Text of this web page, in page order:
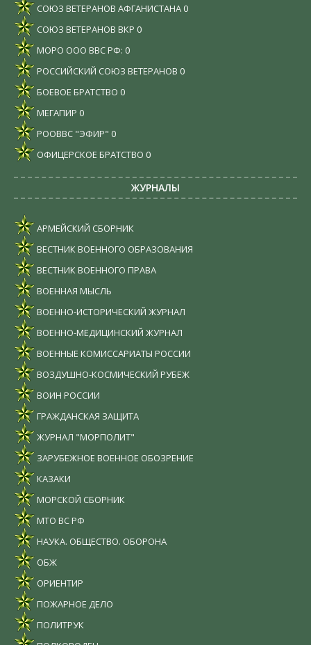
СОЮЗ ВЕТЕРАНОВ АФГАНИСТАНА 0
СОЮЗ ВЕТЕРАНОВ ВКР 0
МОРО ООО ВВС РФ: 0
РОССИЙСКИЙ СОЮЗ ВЕТЕРАНОВ 0
БОЕВОЕ БРАТСТВО 0
МЕГАПИР 0
РООВВС "ЭФИР" 0
ОФИЦЕРСКОЕ БРАТСТВО 0
ЖУРНАЛЫ
АРМЕЙСКИЙ СБОРНИК
ВЕСТНИК ВОЕННОГО ОБРАЗОВАНИЯ
ВЕСТНИК ВОЕННОГО ПРАВА
ВОЕННАЯ МЫСЛЬ
ВОЕННО-ИСТОРИЧЕСКИЙ ЖУРНАЛ
ВОЕННО-МЕДИЦИНСКИЙ ЖУРНАЛ
ВОЕННЫЕ КОМИССАРИАТЫ РОССИИ
ВОЗДУШНО-КОСМИЧЕСКИЙ РУБЕЖ
ВОИН РОССИИ
ГРАЖДАНСКАЯ ЗАЩИТА
ЖУРНАЛ "МОРПОЛИТ"
ЗАРУБЕЖНОЕ ВОЕННОЕ ОБОЗРЕНИЕ
КАЗАКИ
МОРСКОЙ СБОРНИК
МТО ВС РФ
НАУКА. ОБЩЕСТВО. ОБОРОНА
ОБЖ
ОРИЕНТИР
ПОЖАРНОЕ ДЕЛО
ПОЛИТРУК